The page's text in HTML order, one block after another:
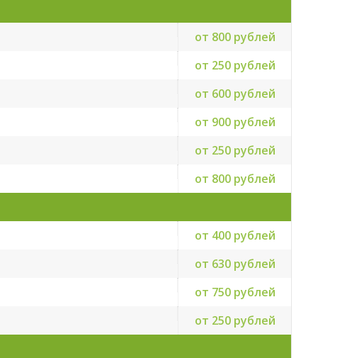
от 800 рублей
от 250 рублей
от 600 рублей
от 900 рублей
от 250 рублей
от 800 рублей
от 400 рублей
от 630 рублей
от 750 рублей
от 250 рублей